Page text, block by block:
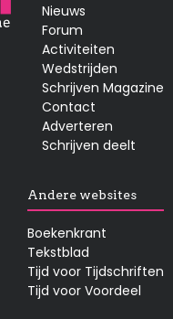
Nieuws
Forum
Activiteiten
Wedstrijden
Schrijven Magazine
Contact
Adverteren
Schrijven deelt
Andere websites
Boekenkrant
Tekstblad
Tijd voor Tijdschriften
Tijd voor Voordeel